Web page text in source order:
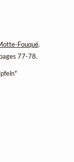
Fouqué.
77-78.